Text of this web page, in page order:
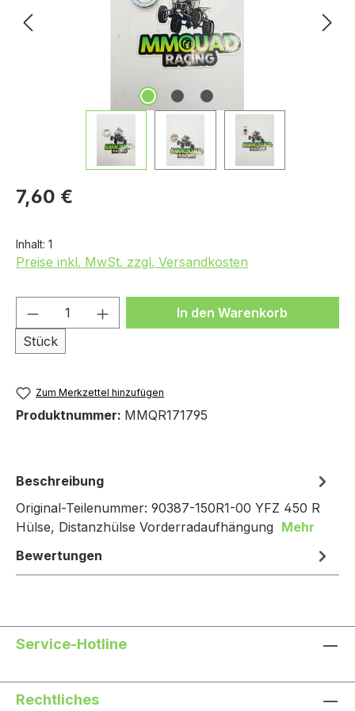
Regulärer Preis:
7,60 €
Inhalt: 1
Preise inkl. MwSt. zzgl. Versandkosten
Produkt Anzahl: Gib den
Stück
In den Warenkorb
Zum Merkzettel hinzufügen
Produktnummer: MMQR171795
Beschreibung
Original-Teilenummer: 90387-150R1-00 YFZ 450 R
Hülse, Distanzhülse Vorderradaufhängung Mehr
Bewertungen
Service-Hotline
Rechtliches